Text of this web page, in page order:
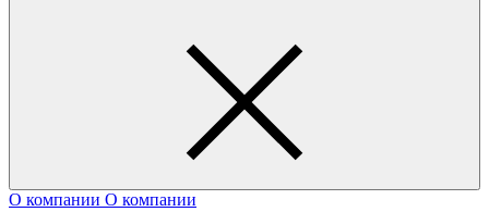
О компании О компании